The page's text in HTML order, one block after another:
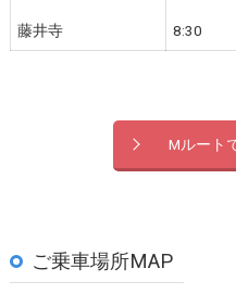
藤井寺 8:30
Mルート
ご乗車場所MAP